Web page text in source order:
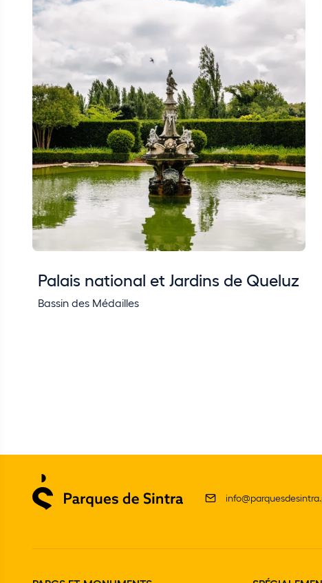
Palais national et Jardins de Queluz
Bassin des Médailles